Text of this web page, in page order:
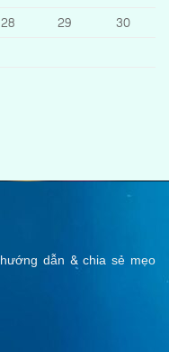
28 29
30
hướng dẫn & chia sẻ mẹo